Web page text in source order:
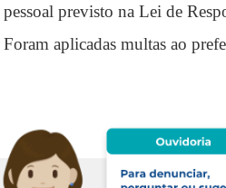
pessoal previsto na Lei de
Foram aplicadas multas ao